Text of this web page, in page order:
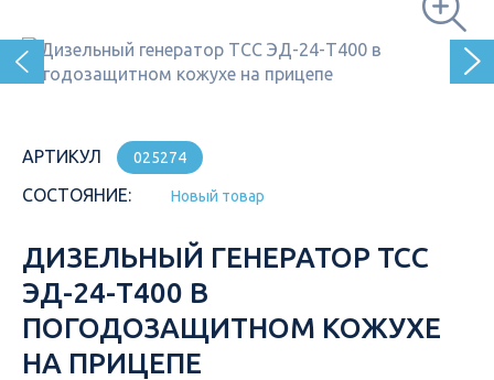
АРТИКУЛ 025274
СОСТОЯНИЕ: Новый товар
ДИЗЕЛЬНЫЙ ГЕНЕРАТОР ТСС
ЭД-24-Т400 В
ПОГОДОЗАЩИТНОМ КОЖУХЕ
НА ПРИЦЕПЕ